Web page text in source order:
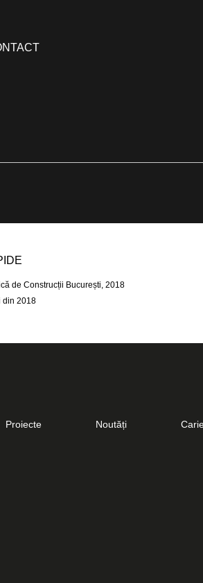
de Construcții București, 2018
din 2018
Proiecte Noutăți